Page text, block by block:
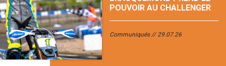
POUVOIR AU CHALLENGER
Communiqués 29.07.26